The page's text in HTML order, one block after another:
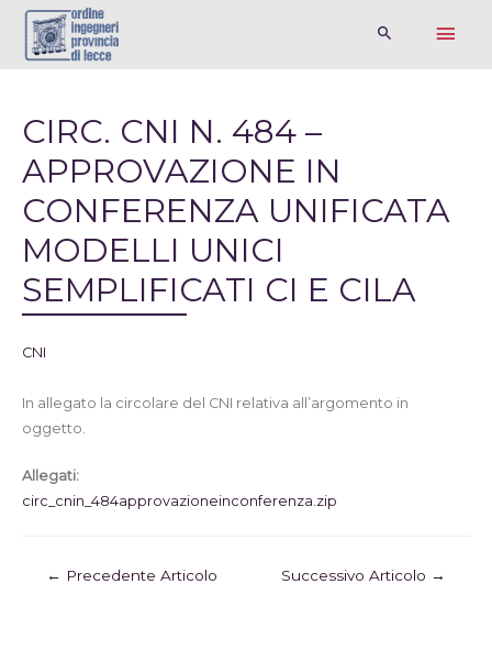
CIRC. CNI N. 484 –
APPROVAZIONE IN
CONFERENZA UNIFICATA
MODELLI UNICI
SEMPLIFICATI CI E CILA
CNI
In allegato la circolare del CNI relativa all’argomento in
oggetto.
Allegati:
circ_cnin_484approvazioneinconferenza.zip
← Precedente Articolo Successivo Articolo →